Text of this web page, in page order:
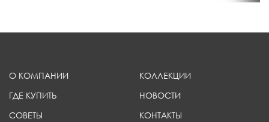
О КОМПАНИИ
КОЛЛЕКЦИИ
ГДЕ КУПИТЬ
НОВОСТИ
СОВЕТЫ
КОНТАКТЫ